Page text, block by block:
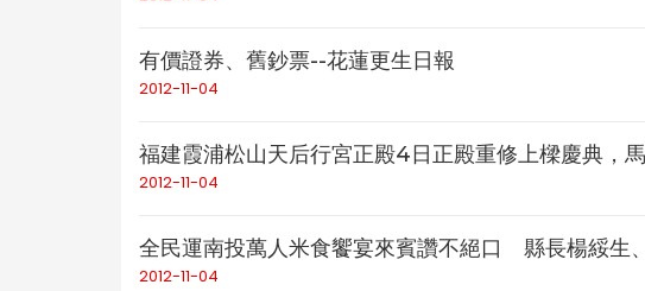
有價證券、舊鈔票--花蓮更生日報
2012-11-04
福建霞浦松山天后行宮正殿4日正殿重修上樑慶典，
2012-11-04
全民運南投萬人米食饗宴來賓讚不絕口 縣長楊綏生
2012-11-04